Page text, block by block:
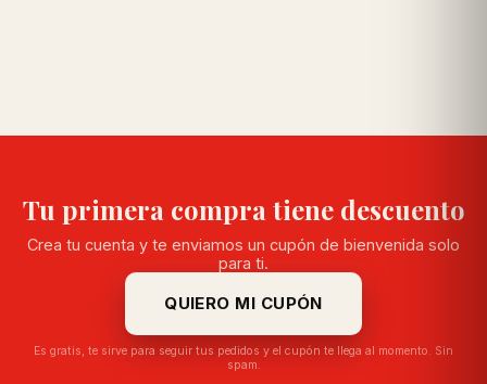
Tu primera compra tiene descuento
Crea tu cuenta y te enviamos un cupón de bienvenida solo
para ti.
QUIERO MI CUPÓN
Es gratis, te sirve para seguir tus pedidos y el cupón te llega al momento. Sin
spam.